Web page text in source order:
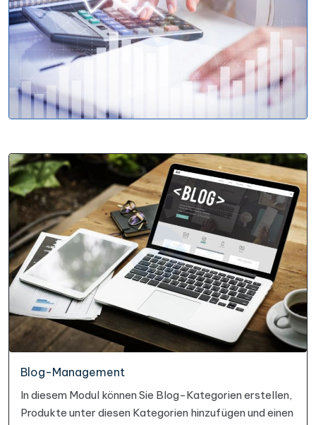
Blog-Management
In diesem Modul können Sie Blog-Kategorien erstellen,
Produkte unter diesen Kategorien hinzufügen und einen